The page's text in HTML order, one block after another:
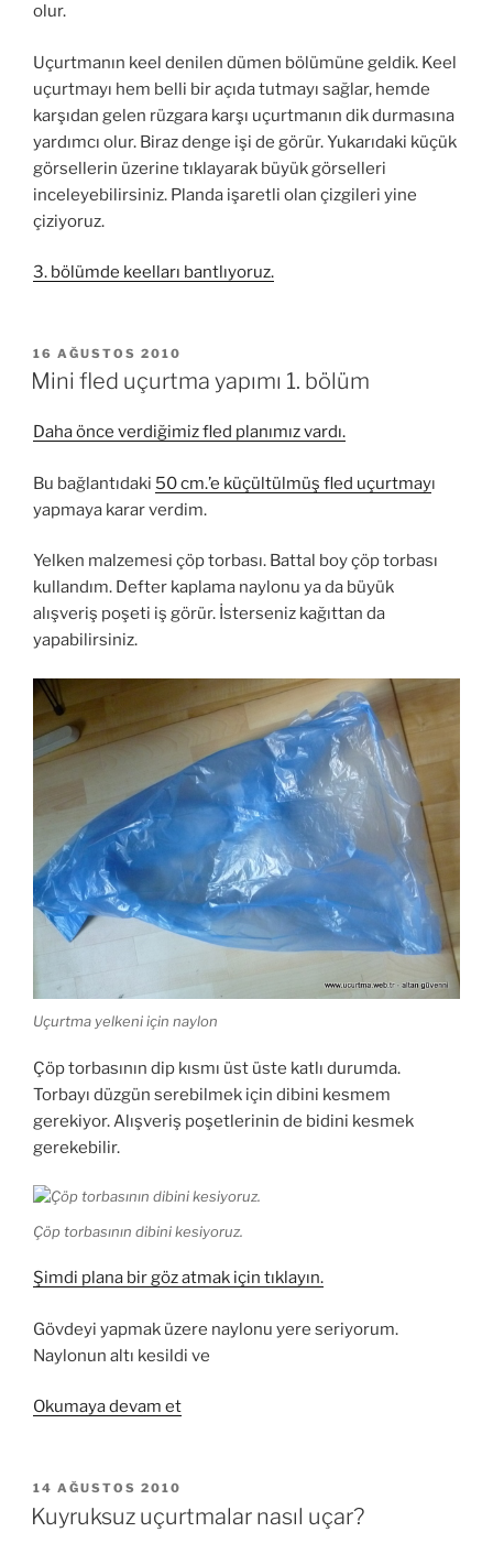
olur.
Uçurtmanın keel denilen dümen bölümüne geldik. Keel
uçurtmayı hem belli bir açıda tutmayı sağlar, hemde
karşıdan gelen rüzgara karşı uçurtmanın dik durmasına
yardımcı olur. Biraz denge işi de görür. Yukarıdaki küçük
görsellerin üzerine tıklayarak büyük görselleri
inceleyebilirsiniz. Planda işaretli olan çizgileri yine
çiziyoruz.
3. bölümde keelları bantlıyoruz.
YAYIM
TARIHI
16 AĞUSTOS 2010
Mini fled uçurtma yapımı 1. bölüm
Daha önce verdiğimiz fled planımız vardı.
Bu bağlantıdaki 50 cm.’e küçültülmüş fled uçurtmayı
yapmaya karar verdim.
Yelken malzemesi çöp torbası. Battal boy çöp torbası
kullandım. Defter kaplama naylonu ya da büyük
alışveriş poşeti iş görür. İsterseniz kağıttan da
yapabilirsiniz.
Uçurtma yelkeni için naylon
Çöp torbasının dip kısmı üst üste katlı durumda.
Torbayı düzgün serebilmek için dibini kesmem
gerekiyor. Alışveriş poşetlerinin de bidini kesmek
gerekebilir.
Çöp torbasının dibini kesiyoruz.
Şimdi plana bir göz atmak için tıklayın.
Gövdeyi yapmak üzere naylonu yere seriyorum.
Naylonun altı kesildi ve
Okumaya devam et“Mini
1.
YAYIM
TARIHI
14 AĞUSTOS 2010
Kuyruksuz uçurtmalar nasıl uçar?